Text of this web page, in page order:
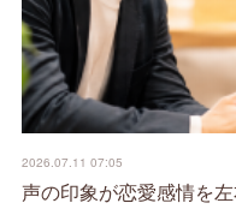
2026.07.11 07:05
声の印象が恋愛感情を